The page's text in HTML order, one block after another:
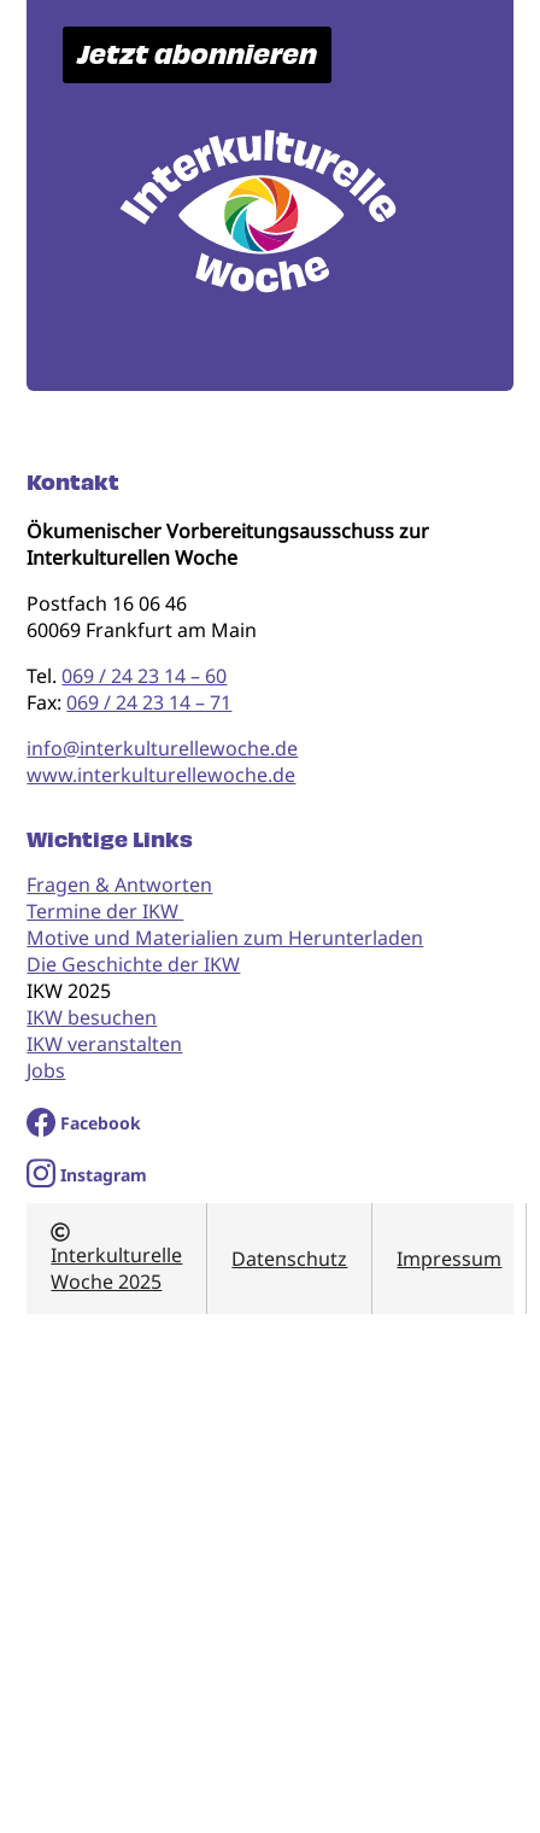
Jetzt abonnieren
Kontakt
Ökumenischer Vorbereitungsausschuss zur
Interkulturellen Woche
Postfach 16 06 46
60069 Frankfurt am Main
Tel.069 / 24 23 14 – 60
Fax:069 / 24 23 14 – 71
info@interkulturellewoche.de
www.interkulturellewoche.de
Wichtige Links
Fragen & Antworten
Termine der IKW
Motive und Materialien zum Herunterladen
Die Geschichte der IKW
IKW 2025
IKW besuchen
IKW veranstalten
Jobs
Facebook
Instagram
Interkulturelle
Woche 2025
Datenschutz Impressum